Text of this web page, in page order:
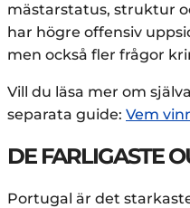
mästarstatus, struktur
har högre offensiv
men också fler frågor
Vill du läsa mer om
separata guide: Vem
DE FARLIGASTE
Portugal är det